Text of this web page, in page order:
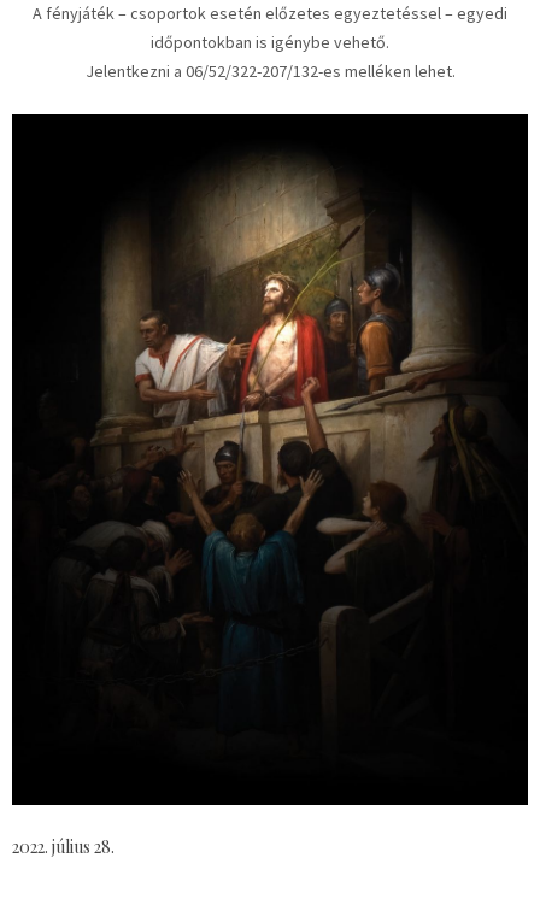
A fényjáték – csoportok esetén előzetes egyeztetéssel – egyedi
időpontokban is igénybe vehető.
Jelentkezni a 06/52/322-207/132-es melléken lehet.
2022. július 28.